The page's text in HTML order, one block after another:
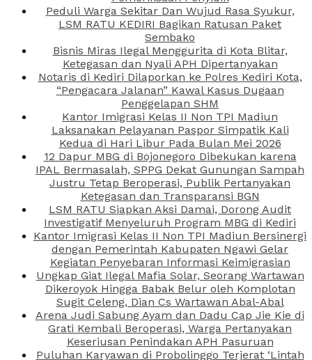
Peduli Warga Sekitar Dan Wujud Rasa Syukur,
LSM RATU KEDIRI Bagikan Ratusan Paket
Sembako
Bisnis Miras Ilegal Menggurita di Kota Blitar,
Ketegasan dan Nyali APH Dipertanyakan
Notaris di Kediri Dilaporkan ke Polres Kediri Kota,
“Pengacara Jalanan” Kawal Kasus Dugaan
Penggelapan SHM
Kantor Imigrasi Kelas II Non TPI Madiun
Laksanakan Pelayanan Paspor Simpatik Kali
Kedua di Hari Libur Pada Bulan Mei 2026
12 Dapur MBG di Bojonegoro Dibekukan karena
IPAL Bermasalah, SPPG Dekat Gunungan Sampah
Justru Tetap Beroperasi, Publik Pertanyakan
Ketegasan dan Transparansi BGN
LSM RATU Siapkan Aksi Damai, Dorong Audit
Investigatif Menyeluruh Program MBG di Kediri
Kantor Imigrasi Kelas II Non TPI Madiun Bersinergi
dengan Pemerintah Kabupaten Ngawi Gelar
Kegiatan Penyebaran Informasi Keimigrasian
Ungkap Giat Ilegal Mafia Solar, Seorang Wartawan
Dikeroyok Hingga Babak Belur oleh Komplotan
Sugit Celeng, Dian Cs Wartawan Abal-Abal
Arena Judi Sabung Ayam dan Dadu Cap Jie Kie di
Grati Kembali Beroperasi, Warga Pertanyakan
Keseriusan Penindakan APH Pasuruan
Puluhan Karyawan di Probolinggo Terjerat ‘Lintah